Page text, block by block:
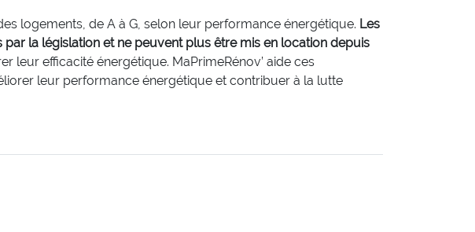
logements, de A à G, selon leur performance énergétique. Les
la législation et ne peuvent plus être mis en location depuis
leur efficacité énergétique. MaPrimeRénov’ aide ces
leur performance énergétique et contribuer à la lutte